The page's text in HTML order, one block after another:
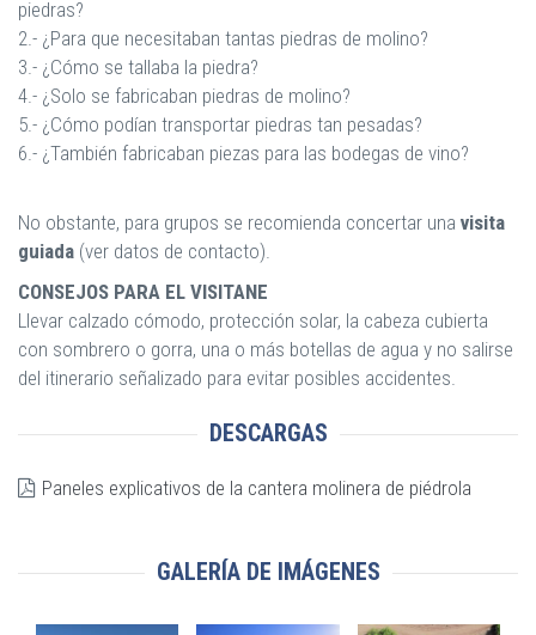
piedras?
2.- ¿Para que necesitaban tantas piedras de molino?
3.- ¿Cómo se tallaba la piedra?
4.- ¿Solo se fabricaban piedras de molino?
5.- ¿Cómo podían transportar piedras tan pesadas?
6.- ¿También fabricaban piezas para las bodegas de vino?
No obstante, para grupos se recomienda concertar una visita
guiada (ver datos de contacto).
CONSEJOS PARA EL VISITANE
Llevar calzado cómodo, protección solar, la cabeza cubierta
con sombrero o gorra, una o más botellas de agua y no salirse
del itinerario señalizado para evitar posibles accidentes.
DESCARGAS
Paneles explicativos de la cantera molinera de piédrola
GALERÍA DE IMÁGENES